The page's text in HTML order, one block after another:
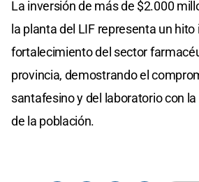
La inversión de más de $2.000
la planta del LIF representa un
fortalecimiento del sector
provincia, demostrando el
santafesino y del laboratorio con
de la población.